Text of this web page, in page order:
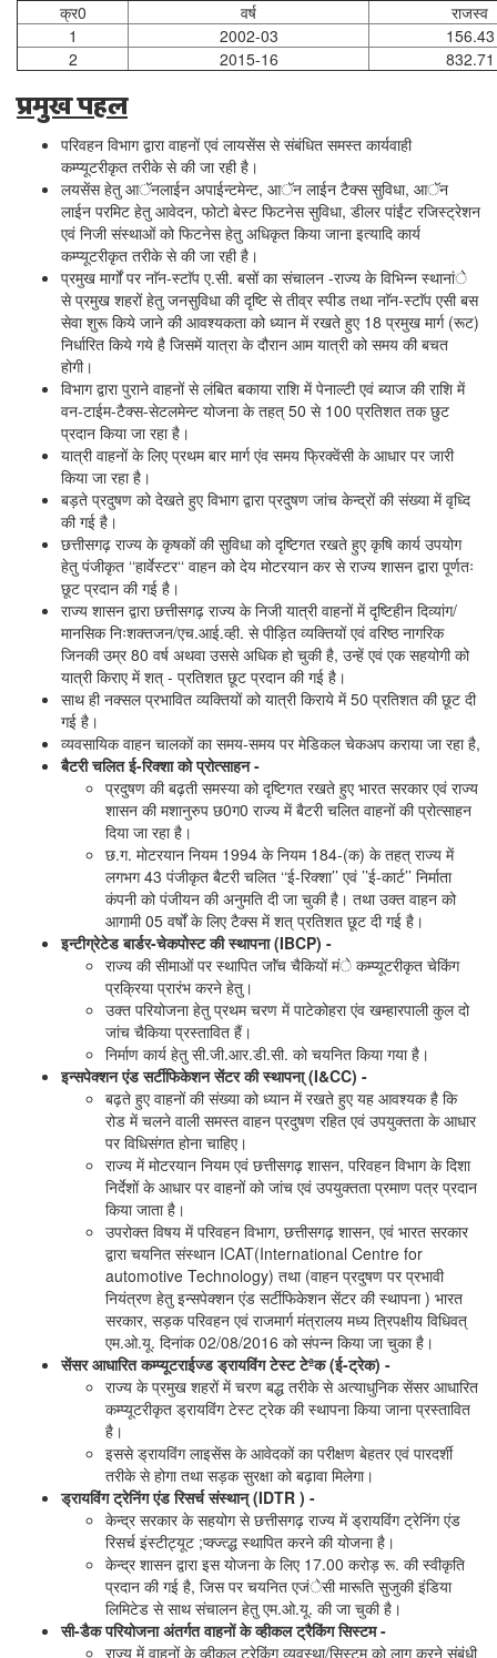
क्र0 वर्ष
राजस्व
1
2002-03
156.43
2
2015-16 832.71
प्रमुख पहल
परिवहन विभाग द्वारा वाहनों एवं लायसेंस से संबंधित समस्त कार्यवाही
कम्प्यूटरीकृत तरीके से की जा रही है।
लयसेंस हेतु आॅनलाईन अपाईन्टमेन्ट, आॅन लाईन टैक्स सुविधा, आॅन
लाईन परमिट हेतु आवेदन, फोटो बेस्ट फिटनेस सुविधा, डीलर पांईंट रजिस्ट्रेशन
एवं निजी संस्थाओं को फिटनेस हेतु अधिकृत किया जाना इत्यादि कार्य
कम्प्यूटरीकृत तरीके से की जा रही है।
प्रमुख मार्गों पर नाॅन-स्टाॅप ए.सी. बसों का संचालन -राज्य के विभिन्न स्थानांे
से प्रमुख शहरों हेतु जनसुविधा की दृष्टि से तीव्र स्पीड तथा नाॅन-स्टाॅप एसी बस
सेवा शुरू किये जाने की आवश्यकता को ध्यान में रखते हुए 18 प्रमुख मार्ग (रूट)
निर्धारित किये गये है जिसमें यात्रा के दौरान आम यात्री को समय की बचत
होगी।
विभाग द्वारा पुराने वाहनों से लंबित बकाया राशि में पेनाल्टी एवं ब्याज की राशि में
वन-टाईम-टैक्स-सेटलमेन्ट योजना के तहत् 50 से 100 प्रतिशत तक छुट
प्रदान किया जा रहा है।
यात्री वाहनों के लिए प्रथम बार मार्ग एंव समय फ्रिक्वेंसी के आधार पर जारी
किया जा रहा है।
बड़ते प्रदुषण को देखते हुए विभाग द्वारा प्रदुषण जांच केन्द्रों की संख्या में वृध्दि
की गई है।
छत्तीसगढ़ राज्य के कृषकों की सुविधा को दृष्टिगत रखते हुए कृषि कार्य उपयोग
हेतु पंजीकृत ‘‘हार्वेस्टर‘‘ वाहन को देय मोटरयान कर से राज्य शासन द्वारा पूर्णतः
छूट प्रदान की गई है।
राज्य शासन द्वारा छत्तीसगढ़ राज्य के निजी यात्री वाहनों में दृष्टिहीन दिव्यांग/
मानसिक निःशक्तजन/एच.आई.व्ही. से पीड़ित व्यक्तियों एवं वरिष्ठ नागरिक
जिनकी उम्र 80 वर्ष अथवा उससे अधिक हो चुकी है, उन्हें एवं एक सहयोगी को
यात्री किराए में शत् - प्रतिशत छूट प्रदान की गई है।
साथ ही नक्सल प्रभावित व्यक्तियों को यात्री किराये में 50 प्रतिशत की छूट दी
गई है।
व्यवसायिक वाहन चालकों का समय-समय पर मेडिकल चेकअप कराया जा रहा है,
बैटरी चलित ई-रिक्शा को प्रोत्साहन -
प्रदुषण की बढ़ती समस्या को दृष्टिगत रखते हुए भारत सरकार एवं राज्य
शासन की मशानुरुप छ0ग0 राज्य में बैटरी चलित वाहनों की प्रोत्साहन
दिया जा रहा है।
छ.ग. मोटरयान नियम 1994 के नियम 184-(क) के तहत् राज्य में
लगभग 43 पंजीकृत बैटरी चलित ‘‘ई-रिक्शा’’ एवं ’’ई-कार्ट’’ निर्माता
कंपनी को पंजीयन की अनुमति दी जा चुकी है। तथा उक्त वाहन को
आगामी 05 वर्षों के लिए टैक्स में शत् प्रतिशत छूट दी गई है।
इन्टीग्रेटेड बार्डर-चेकपोस्ट की स्थापना (IBCP) -
राज्य की सीमाओं पर स्थापित जाॅंच चैकियों मंे कम्प्यूटरीकृत चेकिंग
प्रक्रिया प्रारंभ करने हेतु।
उक्त परियोजना हेतु प्रथम चरण में पाटेकोहरा एंव खम्हारपाली कुल दो
जांच चैकिया प्रस्तावित हैं।
निर्माण कार्य हेतु सी.जी.आर.डी.सी. को चयनित किया गया है।
इन्सपेक्शन एंड सर्टीफिकेशन सेंटर की स्थापना् (I&CC) -
बढ़ते हुए वाहनों की संख्या को ध्यान में रखते हुए यह आवश्यक है कि
रोड में चलने वाली समस्त वाहन प्रदुषण रहित एवं उपयुक्तता के आधार
पर विधिसंगत होना चाहिए।
राज्य में मोटरयान नियम एवं छत्तीसगढ़ शासन, परिवहन विभाग के दिशा
निर्देशों के आधार पर वाहनों को जांच एवं उपयुक्तता प्रमाण पत्र प्रदान
किया जाता है।
उपरोक्त विषय में परिवहन विभाग, छत्तीसगढ़ शासन, एवं भारत सरकार
द्वारा चयनित संस्थान ICAT(International Centre for
automotive Technology) तथा (वाहन प्रदुषण पर प्रभावी
नियंत्रण हेतु इन्सपेक्शन एंड सर्टीफिकेशन सेंटर की स्थापना ) भारत
सरकार, सड़क परिवहन एवं राजमार्ग मंत्रालय मध्य त्रिपक्षीय विधिवत्
एम.ओ.यू. दिनांक 02/08/2016 को संपन्न किया जा चुका है।
सेंसर आधारित कम्प्यूटराईज्ड ड्रायविंग टेस्ट टेªक (ई-ट्रेक) -
राज्य के प्रमुख शहरों में चरण बद्ध तरीके से अत्याधुनिक सेंसर आधारित
कम्प्यूटरीकृत ड्रायविंग टेस्ट ट्रेक की स्थापना किया जाना प्रस्तावित
है।
इससे ड्रायविंग लाइसेंस के आवेदकों का परीक्षण बेहतर एवं पारदर्शी
तरीके से होगा तथा सड़क सुरक्षा को बढ़ावा मिलेगा।
ड्रायविंग ट्रेनिंग एंड रिसर्च संस्थान् (IDTR ) -
केन्द्र सरकार के सहयोग से छत्तीसगढ़ राज्य में ड्रायविंग ट्रेनिंग एंड
रिसर्च इंस्टीट्यूट ;प्क्ज्त्द्ध स्थापित करने की योजना है।
केन्द्र शासन द्वारा इस योजना के लिए 17.00 करोड़ रू. की स्वीकृति
प्रदान की गई है, जिस पर चयनित एजंेसी मारूति सुजुकी इंडिया
लिमिटेड से साथ संचालन हेतु एम.ओ.यू. की जा चुकी है।
सी-डैक परियोजना अंतर्गत वाहनों के व्हीकल ट्रैकिंग सिस्टम -
राज्य में वाहनों के व्हीकल ट्रेकिंग व्यवस्था/सिस्टम को लागू करने संबंधी